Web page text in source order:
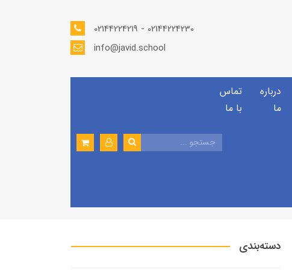
02144224219 - 02144224230
info@javid.school
درباره
ما
تماس
با ما
دسته‌بندی